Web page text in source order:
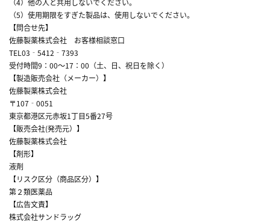
（4）他の人と共用しないでください。
（5）使用期限をすぎた製品は、使用しないでください。
【問合せ先】
佐藤製薬株式会社 お客様相談窓口
TEL03‐5412‐7393
受付時間9：00～17：00（土、日、祝日を除く）
【製造販売会社（メーカー）】
佐藤製薬株式会社
〒107‐0051
東京都港区元赤坂1丁目5番27号
【販売会社(発売元）】
佐藤製薬株式会社
【剤形】
液剤
【リスク区分（商品区分）】
第２類医薬品
【広告文責】
株式会社サンドラッグ